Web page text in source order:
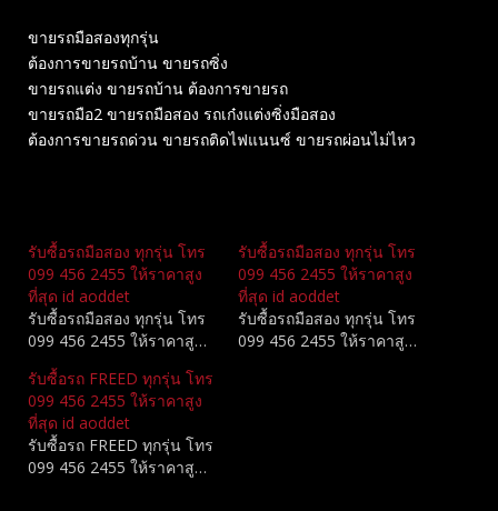
ขายรถมือสองทุกรุ่น
ต้องการขายรถบ้าน ขายรถซิ่ง
ขายรถแต่ง ขายรถบ้าน ต้องการขายรถ
ขายรถมือ2 ขายรถมือสอง รถเก๋งแต่งซิ่งมือสอง
ต้องการขายรถด่วน ขายรถติดไฟแนนซ์ ขายรถผ่อนไม่ไหว
รับซื้อรถมือสอง ทุกรุ่น โทร
099 456 2455 ให้ราคาสูง
ที่สุด id aoddet
รับซื้อรถมือสอง ทุกรุ่น โทร
099 456 2455 ให้ราคาสู…
รับซื้อรถมือสอง ทุกรุ่น โทร
099 456 2455 ให้ราคาสูง
ที่สุด id aoddet
รับซื้อรถมือสอง ทุกรุ่น โทร
099 456 2455 ให้ราคาสู…
รับซื้อรถ FREED ทุกรุ่น โทร
099 456 2455 ให้ราคาสูง
ที่สุด id aoddet
รับซื้อรถ FREED ทุกรุ่น โทร
099 456 2455 ให้ราคาสู…